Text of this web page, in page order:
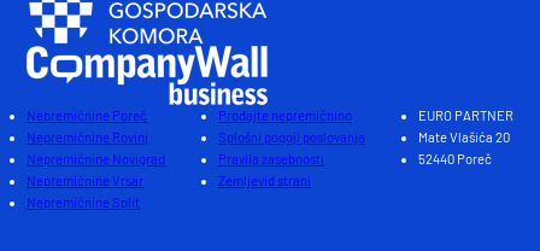
Nepremičnine Poreč
Nepremičnine Rovinj
Nepremičnine Novigrad
Nepremičnine Vrsar
Nepremičnine Split
Prodajte nepremičnino
Splošni pogoji poslovanja
Pravila zasebnosti
Zemljevid strani
EURO PARTNER
Mate Vlašića 20
52440 Poreč